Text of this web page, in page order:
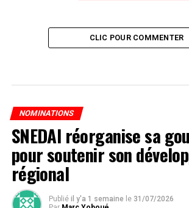
CLIC POUR COMMENTER
NOMINATIONS
SNEDAI réorganise sa
pour soutenir son
régional
Publié il y'a 1 semaine le 31/07/2026